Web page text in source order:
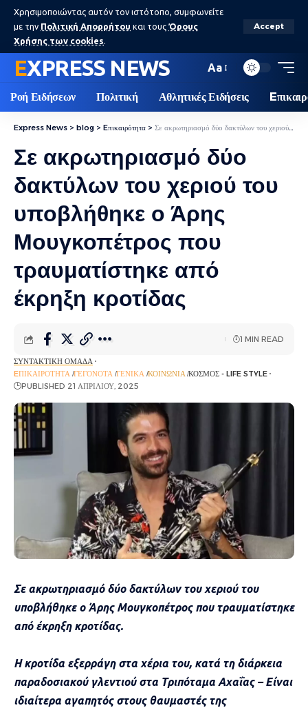
Χρησιμοποιώντας αυτόν τον ιστότοπο, συμφωνείτε
με την Πολιτική Απορρήτου και τους Όρους
Χρήσης των cookies.
Accept
EXPRESS NEWS Aa
Ροή Ειδήσεων Πολιτική Αθλητικές Ειδήσεις
Express News > blog > Eπικαιρότητα > Σε ακρωτηριασμό δύο δακτύλων του χεριού του υποβλήθηκε ο Άρης Μουγκοπέτρος που τραυματίστηκε από έκρηξη κροτίδας
Σε ακρωτηριασμό δύο
δακτύλων του χεριού του
υποβλήθηκε ο Άρης
Μουγκοπέτρος που
τραυματίστηκε από
έκρηξη κροτίδας
ΣΥΝΤΑΚΤΙΚΉ ΟΜΆΔΑ
EΠΙΚΑΙΡΌΤΗΤΑ ΓΕΓΟΝΌΤΑ ΓΕΝΙΚΆ ΚΟΙΝΩΝΊΑ ΚΌΣΜΟΣ - LIFE STYLE
PUBLISHED 21 ΑΠΡΙΛΊΟΥ, 2025
1 MIN READ
Σε ακρωτηριασμό δύο δακτύλων του χεριού του
υποβλήθηκε ο Άρης Μουγκοπέτρος που τραυματίστηκε
από έκρηξη κροτίδας.
Η κροτίδα εξερράγη στα χέρια του, κατά τη διάρκεια
παραδοσιακού γλεντιού στα Τριπόταμα Αχαΐας – Είναι
ιδιαίτερα αγαπητός στους θαυμαστές της